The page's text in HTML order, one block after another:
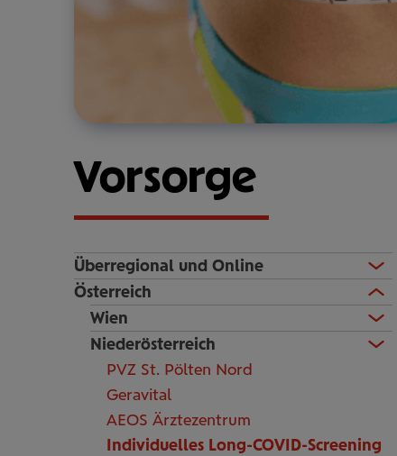
Vorsorge
Überregional und Online
Österreich
Wien
Niederösterreich
PVZ St. Pölten Nord
Geravital
AEOS Ärztezentrum
Individuelles Long-COVID-Screening